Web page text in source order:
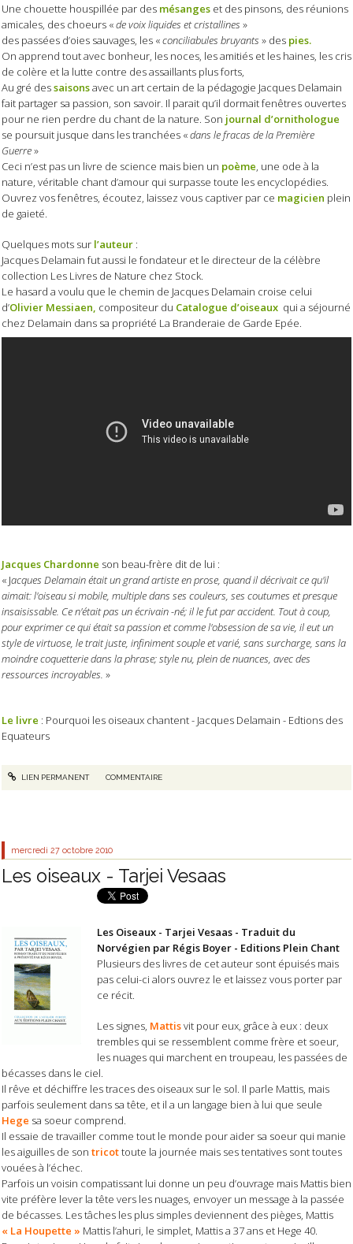
Une chouette houspillée par des mésanges et des pinsons, des réunions
amicales, des choeurs «de voix liquides et cristallines »
des passées d’oies sauvages, les «conciliabules bruyants » des pies.
On apprend tout avec bonheur, les noces, les amitiés et les haines, les cris
de colère et la lutte contre des assaillants plus forts,
Au gré dessaisonsavec un art certain de la pédagogie Jacques Delamain
fait partager sa passion, son savoir. Il parait qu’il dormait fenêtres ouvertes
pour ne rien perdre du chant de la nature. Son journal d’ornithologue
se poursuit jusque dans les tranchées «dans le fracas de la Première
Guerre»
Ceci n’est pas un livre de science mais bien un poème, une ode à la
nature, véritable chant d’amour qui surpasse toute les encyclopédies.
Ouvrez vos fenêtres, écoutez, laissez vous captiver par ce magicien plein
de gaieté.
Quelques mots sur l’auteur :
Jacques Delamain fut aussi le fondateur et le directeur de la célèbre
collection Les Livres de Nature chez Stock.
Le hasard a voulu que le chemin de Jacques Delamain croise celui
d’Olivier Messiaen, compositeur du Catalogue d’oiseaux qui a séjourné
chez Delamain dans sa propriété La Branderaie de Garde Epée.
Jacques Chardonne son beau-frère dit de lui :
« Jacques Delamain était un grand artiste en prose, quand il décrivait ce qu'il
aimait: l'oiseau si mobile, multiple dans ses couleurs, ses coutumes et presque
insaisissable. Ce n'était pas un écrivain -né; il le fut par accident. Tout à coup,
pour exprimer ce qui était sa passion et comme l'obsession de sa vie, il eut un
style de virtuose, le trait juste, infiniment souple et varié, sans surcharge, sans la
moindre coquetterie dans la phrase; style nu, plein de nuances, avec des
ressources incroyables. »
Le livre : Pourquoi les oiseaux chantent - Jacques Delamain - Edtions des
Equateurs
LIEN PERMANENT COMMENTAIRE
mercredi 27 octobre 2010
Les oiseaux - Tarjei Vesaas
Les Oiseaux - Tarjei Vesaas - Traduit du
Norvégien par Régis Boyer - Editions Plein Chant
Plusieurs des livres de cet auteur sont épuisés mais
pas celui-ci alors ouvrez le et laissez vous porter par
ce récit.
Les signes, Mattisvit pour eux, grâce à eux : deux
trembles qui se ressemblent comme frère et soeur,
les nuages qui marchent en troupeau, les passées de
bécasses dans le ciel.
Il rêve et déchiffre les traces des oiseaux sur le sol. Il parle Mattis, mais
parfois seulement dans sa tête, et il a un langage bien à lui que seule
Hege sa soeur comprend.
Il essaie de travailler comme tout le monde pour aider sa soeur qui manie
les aiguilles de son tricottoute la journée mais ses tentatives sont toutes
vouées à l’échec.
Parfois un voisin compatissant lui donne un peu d’ouvrage mais Mattis bien
vite préfère lever la tête vers les nuages, envoyer un message à la passée
de bécasses. Les tâches les plus simples deviennent des pièges, Mattis
« La Houpette » Mattis l’ahuri, le simplet, Mattis a 37 ans et Hege 40.